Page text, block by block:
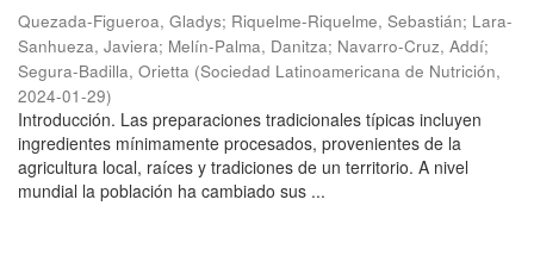
Quezada-Figueroa, Gladys; Riquelme-Riquelme, Sebastián; Lara-
Sanhueza, Javiera; Melín-Palma, Danitza; Navarro-Cruz, Addí;
Segura-Badilla, Orietta (Sociedad Latinoamericana de Nutrición,
2024-01-29)
Introducción. Las preparaciones tradicionales típicas incluyen
ingredientes mínimamente procesados, provenientes de la
agricultura local, raíces y tradiciones de un territorio. A nivel
mundial la población ha cambiado sus ...